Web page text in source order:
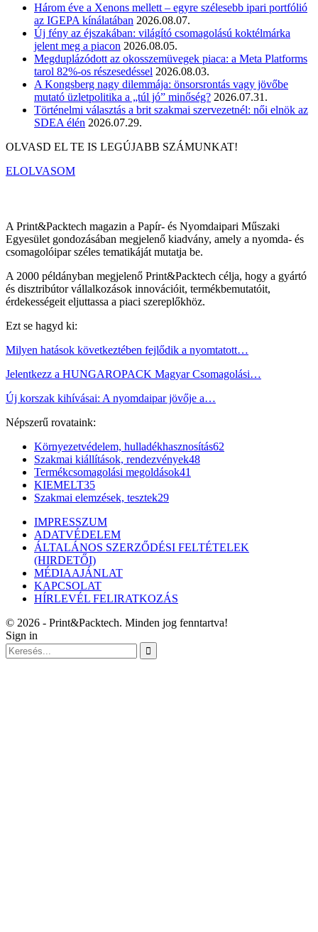
Három éve a Xenons mellett – egyre szélesebb ipari portfólió
az IGEPA kínálatában 2026.08.07.
Új fény az éjszakában: világító csomagolású koktélmárka
jelent meg a piacon 2026.08.05.
Megduplázódott az okosszemüvegek piaca: a Meta Platforms
tarol 82%-os részesedéssel 2026.08.03.
A Kongsberg nagy dilemmája: önsorsrontás vagy jövőbe
mutató üzletpolitika a „túl jó” minőség? 2026.07.31.
Történelmi választás a brit szakmai szervezetnél: női elnök az
SDEA élén 2026.07.29.
OLVASD EL TE IS LEGÚJABB SZÁMUNKAT!
ELOLVASOM
A Print&Packtech magazin a Papír- és Nyomdaipari Műszaki
Egyesület gondozásában megjelenő kiadvány, amely a nyomda- és
csomagolóipar széles tematikáját mutatja be.
A 2000 példányban megjelenő Print&Packtech célja, hogy a gyártó
és disztribútor vállalkozások innovációit, termékbemutatóit,
érdekességeit eljuttassa a piaci szereplőkhöz.
Ezt se hagyd ki:
Milyen hatások következtében fejlődik a nyomtatott…
Jelentkezz a HUNGAROPACK Magyar Csomagolási…
Új korszak kihívásai: A nyomdaipar jövője a…
Népszerű rovataink:
Környezetvédelem, hulladékhasznosítás62
Szakmai kiállítások, rendezvények48
Termékcsomagolási megoldások41
KIEMELT35
Szakmai elemzések, tesztek29
IMPRESSZUM
ADATVÉDELEM
ÁLTALÁNOS SZERZŐDÉSI FELTÉTELEK
(HIRDETŐI)
MÉDIAAJÁNLAT
KAPCSOLAT
HÍRLEVÉL FELIRATKOZÁS
© 2026 - Print&Packtech. Minden jog fenntartva!
Sign in